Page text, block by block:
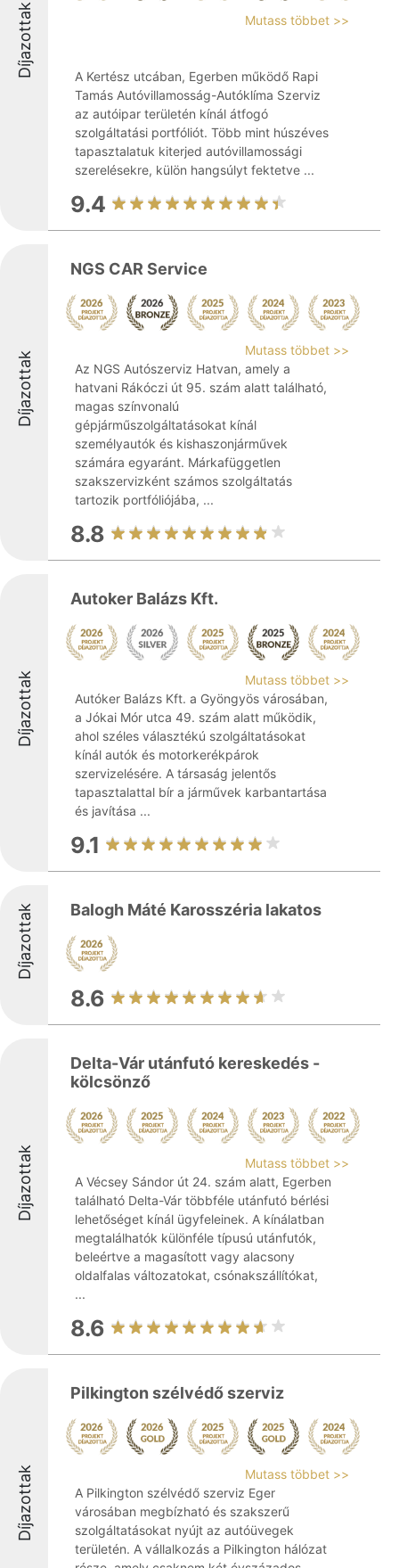
Díjazottak Mutass többet >>
A Kertész utcában, Egerben működő Rapi
Tamás Autóvillamosság-Autóklíma Szerviz
az autóipar területén kínál átfogó
szolgáltatási portfóliót. Több mint húszéves
tapasztalatuk kiterjed autóvillamossági
szerelésekre, külön hangsúlyt fektetve ...
9.4
Díjazottak
NGS CAR Service
Mutass többet >>
Az NGS Autószerviz Hatvan, amely a
hatvani Rákóczi út 95. szám alatt található,
magas színvonalú
gépjárműszolgáltatásokat kínál
személyautók és kishaszonjárművek
számára egyaránt. Márkafüggetlen
szakszervizként számos szolgáltatás
tartozik portfóliójába, ...
8.8
Díjazottak
Autoker Balázs Kft.
Mutass többet >>
Autóker Balázs Kft. a Gyöngyös városában,
a Jókai Mór utca 49. szám alatt működik,
ahol széles választékú szolgáltatásokat
kínál autók és motorkerékpárok
szervizelésére. A társaság jelentős
tapasztalattal bír a járművek karbantartása
és javítása ...
9.1
Díjazottak Balogh Máté Karosszéria lakatos
8.6
Díjazottak
Delta-Vár utánfutó kereskedés -
kölcsönző
Mutass többet >>
A Vécsey Sándor út 24. szám alatt, Egerben
található Delta-Vár többféle utánfutó bérlési
lehetőséget kínál ügyfeleinek. A kínálatban
megtalálhatók különféle típusú utánfutók,
beleértve a magasított vagy alacsony
oldalfalas változatokat, csónakszállítókat,
...
8.6
Díjazottak
Pilkington szélvédő szerviz
Mutass többet >>
A Pilkington szélvédő szerviz Eger
városában megbízható és szakszerű
szolgáltatásokat nyújt az autóüvegek
területén. A vállalkozás a Pilkington hálózat